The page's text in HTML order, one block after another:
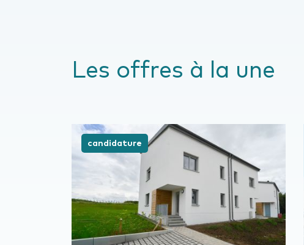
Les offres à la une
candidature